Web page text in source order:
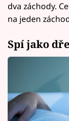
dva záchody.
na jeden
Spí jako